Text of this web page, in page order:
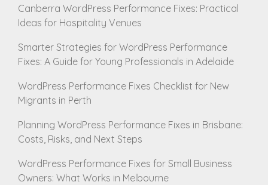
Canberra WordPress Performance Fixes: Practical
Ideas for Hospitality Venues
Smarter Strategies for WordPress Performance
Fixes: A Guide for Young Professionals in Adelaide
WordPress Performance Fixes Checklist for New
Migrants in Perth
Planning WordPress Performance Fixes in Brisbane:
Costs, Risks, and Next Steps
WordPress Performance Fixes for Small Business
Owners: What Works in Melbourne